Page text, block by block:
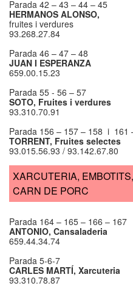
Parada 42 – 43 – 44 – 45
HERMANOS ALONSO,
fruites i verdures
93.268.27.84
Parada 46 – 47 – 48
JUAN I ESPERANZA
659.00.15.23
Parada 55 - 56 – 57
SOTO, Fruites i verdures
93.310.70.91
Parada 156 – 157 – 158 i 161
TORRENT, Fruites selectes
93.015.56.93 / 93.142.67.80
XARCUTERIA,
CARN DE PORC
Parada 164 – 165 – 166 – 167
ANTONIO, Cansaladeria
659.44.34.74
Parada 5-6-7
CARLES MARTÍ, Xarcuteria
93.310.78.87